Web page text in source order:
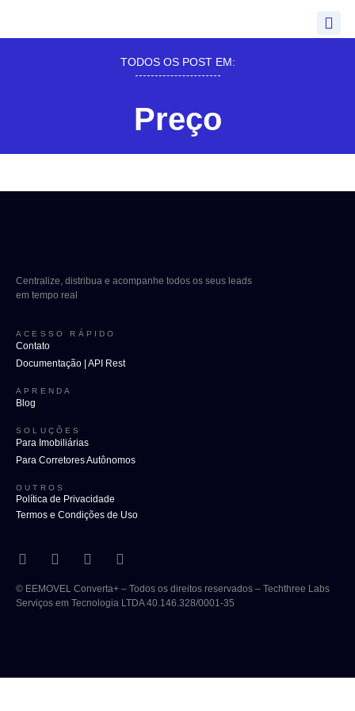
TODOS OS POST EM:
Preço
Centralize, distribua e acompanhe todos os seus leads
em tempo real
ACESSO RÁPIDO
Contato
Documentação | API Rest
APRENDA
Blog
SOLUÇÕES
Para Imobiliárias
Para Corretores Autônomos
OUTROS
Política de Privacidade
Termos e Condições de Uso
© EEMOVEL Converta+ – Todos os direitos reservados – Techthree Labs
Serviços em Tecnologia LTDA 40.146.328/0001-35